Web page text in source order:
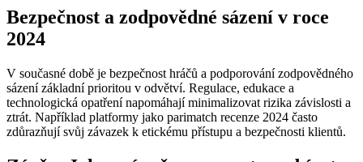
Bezpečnost a zodpovědné sázení v roce
2024
V současné době je bezpečnost hráčů a podporování zodpovědného
sázení základní prioritou v odvětví. Regulace, edukace a
technologická opatření napomáhají minimalizovat rizika závislosti a
ztrát. Například platformy jako parimatch recenze 2024 často
zdůrazňují svůj závazek k etickému přístupu a bezpečnosti klientů.